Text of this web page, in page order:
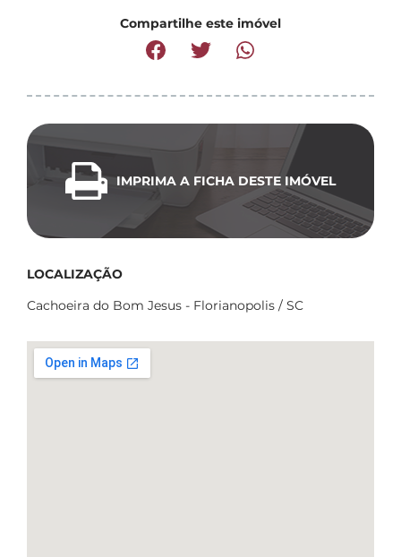
Compartilhe este imóvel
IMPRIMA A FICHA DESTE IMÓVEL
LOCALIZAÇÃO
Cachoeira do Bom Jesus - Florianopolis / SC